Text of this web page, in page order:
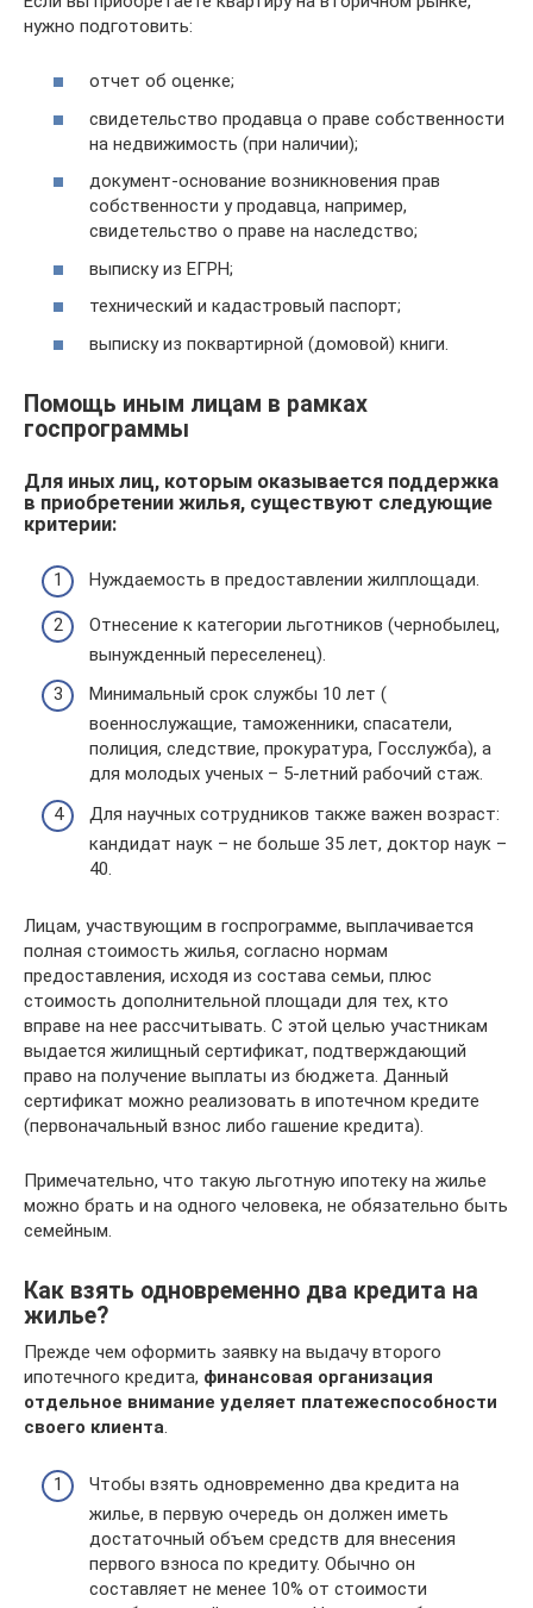
нужно подготовить:
отчет об оценке;
свидетельство продавца о праве собственности
на недвижимость (при наличии);
документ-основание возникновения прав
собственности у продавца, например,
свидетельство о праве на наследство;
выписку из ЕГРН;
технический и кадастровый паспорт;
выписку из поквартирной (домовой) книги.
Помощь иным лицам в рамках
госпрограммы
Для иных лиц, которым оказывается поддержка
в приобретении жилья, существуют следующие
критерии:
Нуждаемость в предоставлении жилплощади.
Отнесение к категории льготников (чернобылец,
вынужденный переселенец).
Минимальный срок службы 10 лет (
военнослужащие, таможенники, спасатели,
полиция, следствие, прокуратура, Госслужба), а
для молодых ученых – 5-летний рабочий стаж.
Для научных сотрудников также важен возраст:
кандидат наук – не больше 35 лет, доктор наук –
40.
Лицам, участвующим в госпрограмме, выплачивается
полная стоимость жилья, согласно нормам
предоставления, исходя из состава семьи, плюс
стоимость дополнительной площади для тех, кто
вправе на нее рассчитывать. С этой целью участникам
выдается жилищный сертификат, подтверждающий
право на получение выплаты из бюджета. Данный
сертификат можно реализовать в ипотечном кредите
(первоначальный взнос либо гашение кредита).
Примечательно, что такую льготную ипотеку на жилье
можно брать и на одного человека, не обязательно быть
семейным.
Как взять одновременно два кредита на
жилье?
Прежде чем оформить заявку на выдачу второго
ипотечного кредита, финансовая организация
отдельное внимание уделяет платежеспособности
своего клиента
Чтобы взять одновременно два кредита на
жилье, в первую очередь он должен иметь
достаточный объем средств для внесения
первого взноса по кредиту. Обычно он
составляет не менее 10% от стоимости